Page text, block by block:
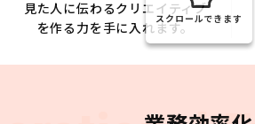
見た人に伝わるクリエイティブ
を作る力を手に入れます。
スクロールできます